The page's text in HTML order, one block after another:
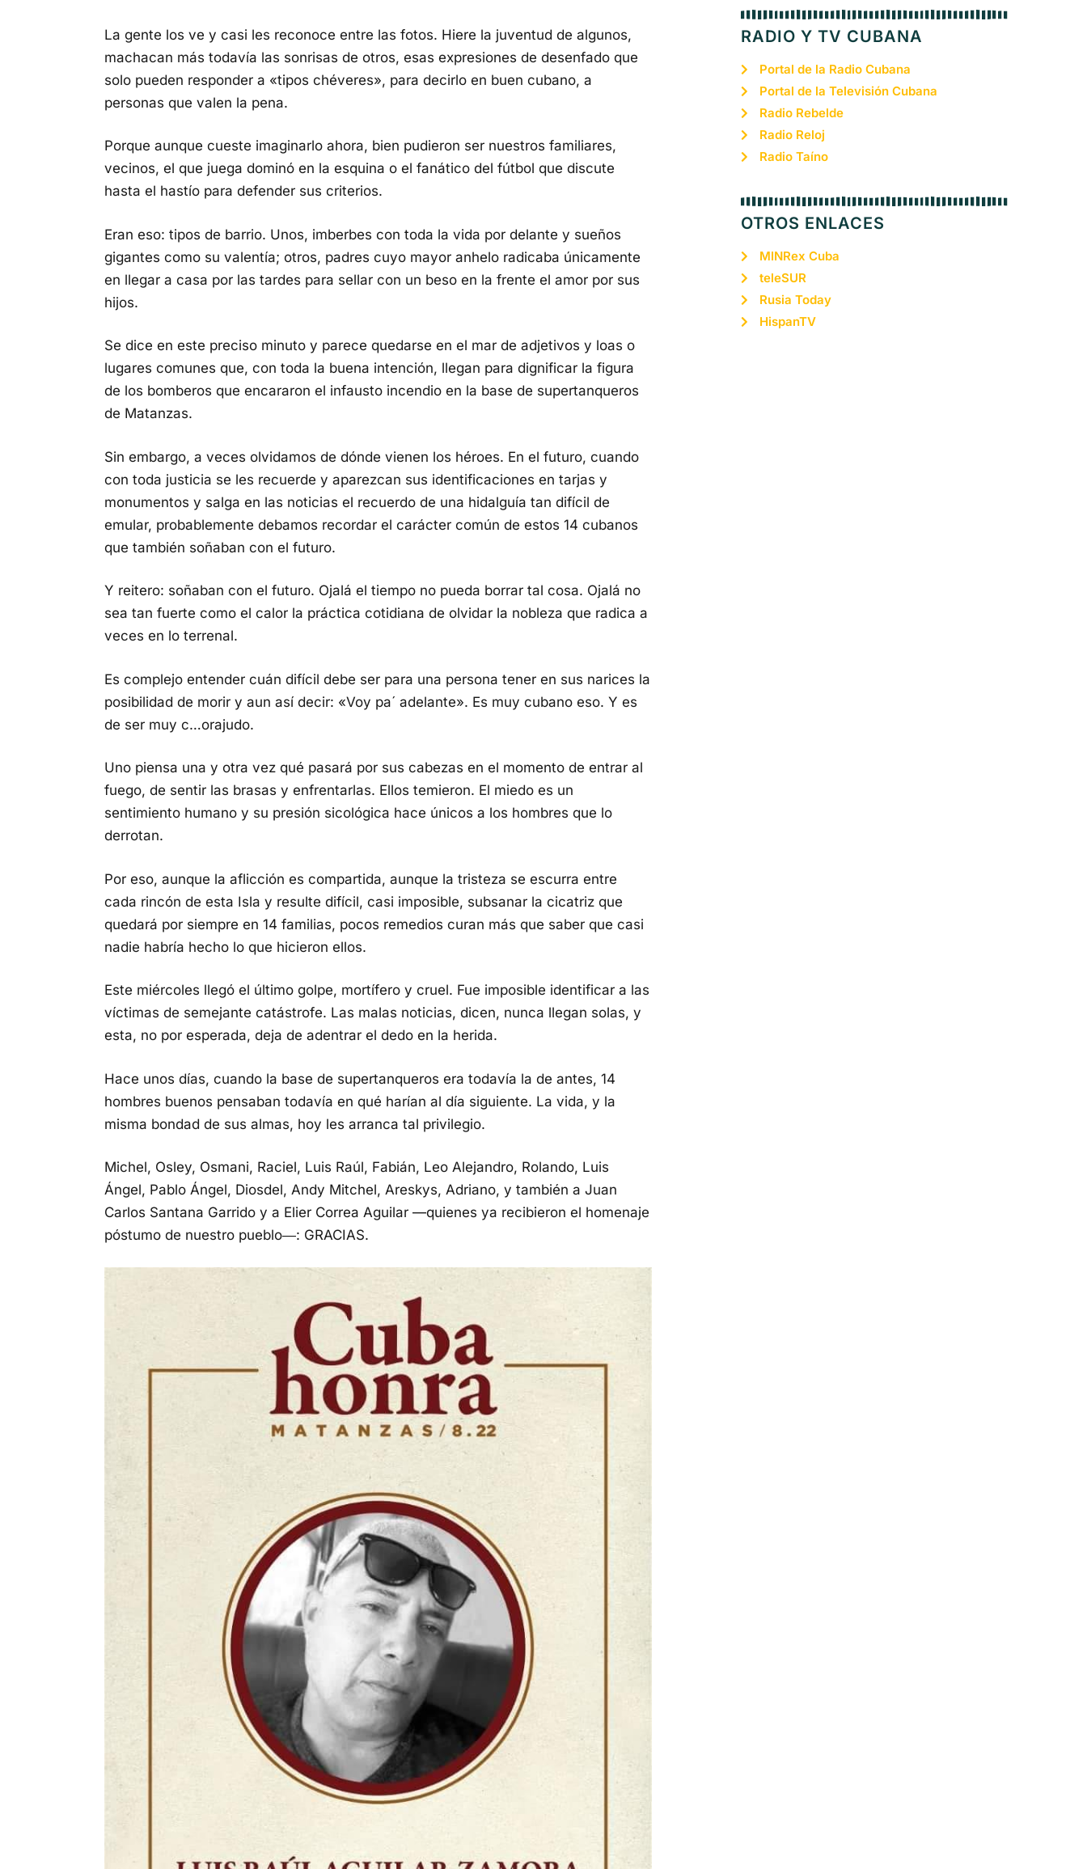
La gente los ve y casi les reconoce entre las fotos. Hiere la juventud de algunos,
machacan más todavía las sonrisas de otros, esas expresiones de desenfado que
solo pueden responder a «tipos chéveres», para decirlo en buen cubano, a
personas que valen la pena.
Porque aunque cueste imaginarlo ahora, bien pudieron ser nuestros familiares,
vecinos, el que juega dominó en la esquina o el fanático del fútbol que discute
hasta el hastío para defender sus criterios.
Eran eso: tipos de barrio. Unos, imberbes con toda la vida por delante y sueños
gigantes como su valentía; otros, padres cuyo mayor anhelo radicaba únicamente
en llegar a casa por las tardes para sellar con un beso en la frente el amor por sus
hijos.
Se dice en este preciso minuto y parece quedarse en el mar de adjetivos y loas o
lugares comunes que, con toda la buena intención, llegan para dignificar la figura
de los bomberos que encararon el infausto incendio en la base de supertanqueros
de Matanzas.
Sin embargo, a veces olvidamos de dónde vienen los héroes. En el futuro, cuando
con toda justicia se les recuerde y aparezcan sus identificaciones en tarjas y
monumentos y salga en las noticias el recuerdo de una hidalguía tan difícil de
emular, probablemente debamos recordar el carácter común de estos 14 cubanos
que también soñaban con el futuro.
Y reitero: soñaban con el futuro. Ojalá el tiempo no pueda borrar tal cosa. Ojalá no
sea tan fuerte como el calor la práctica cotidiana de olvidar la nobleza que radica a
veces en lo terrenal.
Es complejo entender cuán difícil debe ser para una persona tener en sus narices la
posibilidad de morir y aun así decir: «Voy pa´ adelante». Es muy cubano eso. Y es
de ser muy c…orajudo.
Uno piensa una y otra vez qué pasará por sus cabezas en el momento de entrar al
fuego, de sentir las brasas y enfrentarlas. Ellos temieron. El miedo es un
sentimiento humano y su presión sicológica hace únicos a los hombres que lo
derrotan.
Por eso, aunque la aflicción es compartida, aunque la tristeza se escurra entre
cada rincón de esta Isla y resulte difícil, casi imposible, subsanar la cicatriz que
quedará por siempre en 14 familias, pocos remedios curan más que saber que casi
nadie habría hecho lo que hicieron ellos.
Este miércoles llegó el último golpe, mortífero y cruel. Fue imposible identificar a las
víctimas de semejante catástrofe. Las malas noticias, dicen, nunca llegan solas, y
esta, no por esperada, deja de adentrar el dedo en la herida.
Hace unos días, cuando la base de supertanqueros era todavía la de antes, 14
hombres buenos pensaban todavía en qué harían al día siguiente. La vida, y la
misma bondad de sus almas, hoy les arranca tal privilegio.
Michel, Osley, Osmani, Raciel, Luis Raúl, Fabián, Leo Alejandro, Rolando, Luis
Ángel, Pablo Ángel, Diosdel, Andy Mitchel, Areskys, Adriano, y también a Juan
Carlos Santana Garrido y a Elier Correa Aguilar —quienes ya recibieron el homenaje
póstumo de nuestro pueblo―: GRACIAS.
RADIO Y TV CUBANA
Portal de la Radio Cubana
Portal de la Televisión Cubana
Radio Rebelde
Radio Reloj
Radio Taíno
OTROS ENLACES
MINRex Cuba
teleSUR
Rusia Today
HispanTV